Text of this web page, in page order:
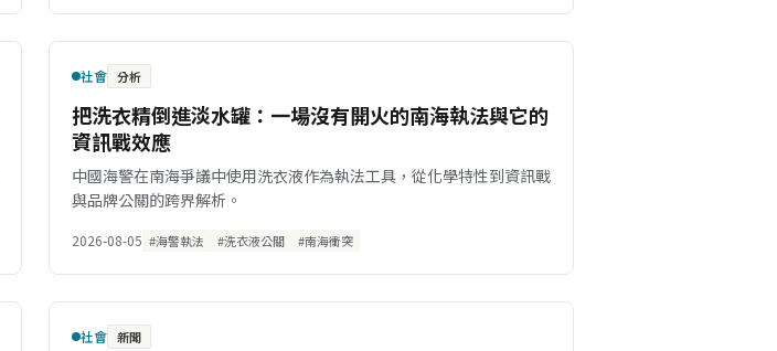
社會 分析
把洗衣精倒進淡水罐：一場沒有開火的南海執法與它的
資訊戰效應
中國海警在南海爭議中使用洗衣液作為執法工具，從化學特性到資訊戰
與品牌公關的跨界解析。
2026-08-05 #海警執法 #洗衣液公關 #南海衝突
社會 新聞